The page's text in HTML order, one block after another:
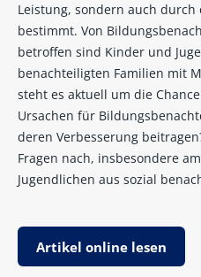
Leistung, sondern auch
bestimmt. Von
betroffen sind Kinder und
benachteiligten Familien mit
steht es aktuell um die
Ursachen für
deren Verbesserung
Fragen nach, insbesondere
Jugendlichen aus sozial
Artikel online lesen